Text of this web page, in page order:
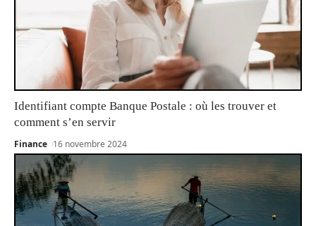
Identifiant compte Banque Postale : où les trouver et
comment s’en servir
Finance 16 novembre 2024